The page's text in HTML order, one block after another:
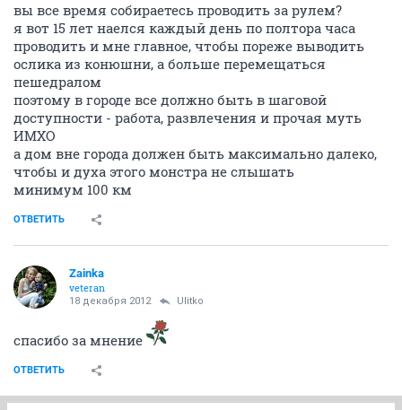
вы все время собираетесь проводить за рулем?
я вот 15 лет наелся каждый день по полтора часа
проводить и мне главное, чтобы пореже выводить
ослика из конюшни, а больше перемещаться
пешедралом
поэтому в городе все должно быть в шаговой
доступности - работа, развлечения и прочая муть
ИМХО
а дом вне города должен быть максимально далеко,
чтобы и духа этого монстра не слышать
минимум 100 км
ОТВЕТИТЬ
Zainka
veteran
18 декабря 2012 Ulitko
спасибо за мнение
ОТВЕТИТЬ